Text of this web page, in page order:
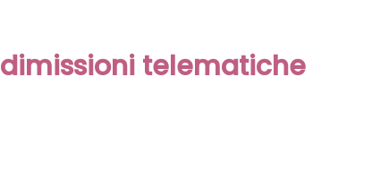
dimissioni telematiche